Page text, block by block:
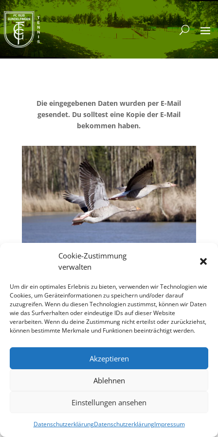
Cookie-Zustimmung
verwalten
Um dir ein optimales Erlebnis zu bieten, verwenden wir Technologien wie
Cookies, um Geräteinformationen zu speichern und/oder darauf
zuzugreifen. Wenn du diesen Technologien zustimmst, können wir Daten
wie das Surfverhalten oder eindeutige IDs auf dieser Website
verarbeiten. Wenn du deine Zustimmung nicht erteilst oder zurückziehst,
können bestimmte Merkmale und Funktionen beeinträchtigt werden.
Akzeptieren
Ablehnen
Einstellungen ansehen
DatenschutzerklärungDatenschutzerklärungImpressum
Die eingegebenen Daten wurden per E-Mail
gesendet. Du solltest eine Kopie der E-Mail
bekommen haben.
präsentiert von unserem Partner
•Datenschutz